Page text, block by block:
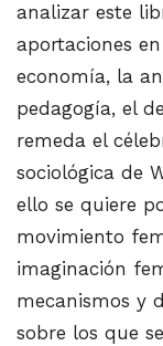
analizar este
aportaciones
economía, la
pedagogía, el
remeda el
sociológica de
ello se quiere
movimiento
imaginación
mecanismos y
sobre los que